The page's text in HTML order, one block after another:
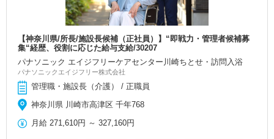
【神奈川県/所長/施設長候補（正社員）】“即戦力・管理者候補募
集“経歴、役割に応じた給与支給/30207
パナソニック エイジフリーケアセンター川崎ちとせ・訪問入浴
パナソニックエイジフリー株式会社
管理職・施設長（介護） / 正職員
神奈川県 川崎市高津区 千年768
月給 271,610円 ～327,160円